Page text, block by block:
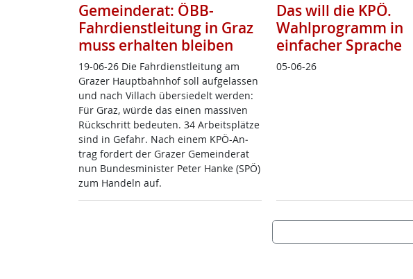
Gemeinderat: ÖBB-
Fahrdienstleitung in Graz
muss erhalten bleiben
19-06-26 Die Fahr­di­enst­lei­tung am
Gra­zer Haupt­bahn­hof soll auf­ge­las­sen
und nach Vil­lach über­sie­delt wer­den:
Für Graz, wür­de das ei­nen mas­si­ven
Rück­schritt be­deu­ten. 34 Ar­beits­plät­ze
sind in Ge­fahr. Nach ei­nem KPÖ-An­
trag for­dert der Gra­zer Ge­mein­de­rat
nun Bun­des­mi­nis­ter Pe­ter Han­ke (SPÖ)
zum Han­deln auf.
Das will die KPÖ.
Wahlprogramm in
einfacher Sprache
05-06-26